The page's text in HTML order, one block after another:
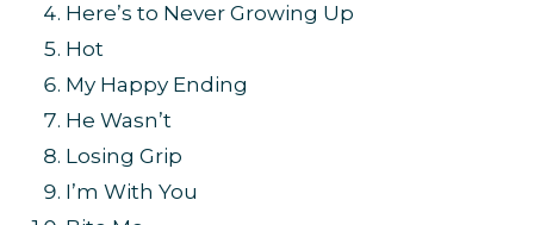
Here’s to Never Growing Up
Hot
My Happy Ending
He Wasn’t
Losing Grip
I’m With You